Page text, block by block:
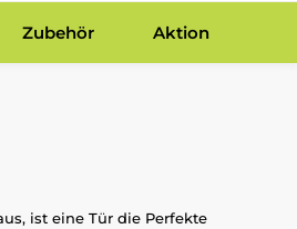
Zubehör Aktion
ist eine Tür die Perfekte